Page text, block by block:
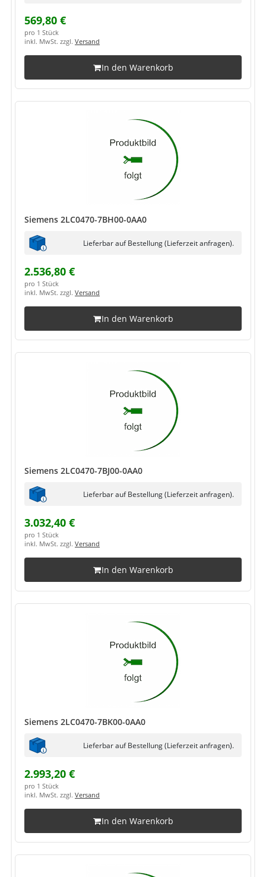
569,80 €
pro 1 Stück
inkl. MwSt. zzgl. Versand
In den Warenkorb
Siemens 2LC0470-7BH00-0AA0
Lieferbar auf Bestellung (Lieferzeit anfragen).
2.536,80 €
pro 1 Stück
inkl. MwSt. zzgl. Versand
In den Warenkorb
Siemens 2LC0470-7BJ00-0AA0
Lieferbar auf Bestellung (Lieferzeit anfragen).
3.032,40 €
pro 1 Stück
inkl. MwSt. zzgl. Versand
In den Warenkorb
Siemens 2LC0470-7BK00-0AA0
Lieferbar auf Bestellung (Lieferzeit anfragen).
2.993,20 €
pro 1 Stück
inkl. MwSt. zzgl. Versand
In den Warenkorb